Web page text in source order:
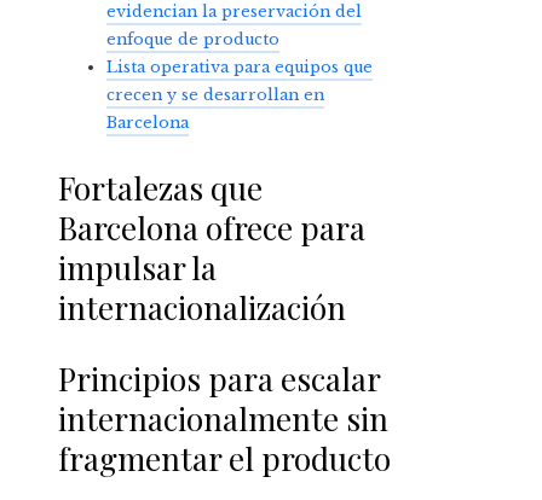
evidencian la preservación del
enfoque de producto
Lista operativa para equipos que
crecen y se desarrollan en
Barcelona
Fortalezas que
Barcelona ofrece para
impulsar la
internacionalización
Principios para escalar
internacionalmente sin
fragmentar el producto